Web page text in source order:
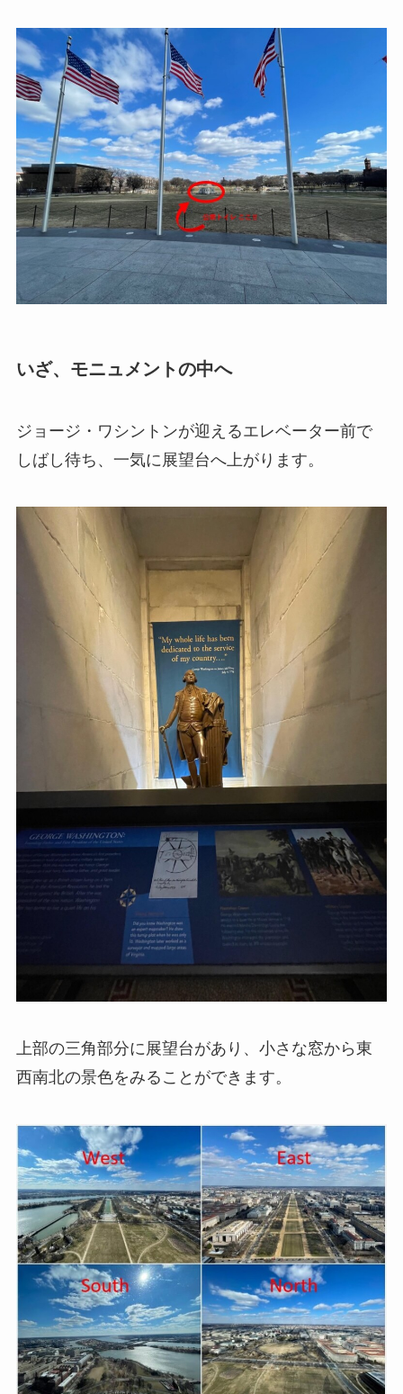
いざ、モニュメントの中へ
ジョージ・ワシントンが迎えるエレベーター前で
しばし待ち、一気に展望台へ上がります。
上部の三角部分に展望台があり、小さな窓から東
西南北の景色をみることができます。